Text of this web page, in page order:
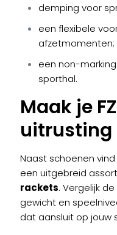
demping voor
een flexibele
afzetmomenten;
een non-
sporthal.
Maak je
uitrusting
Naast schoenen vind
een uitgebreid
rackets. Vergelijk
gewicht en
dat aansluit op jouw